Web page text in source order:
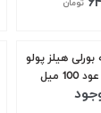
تومان
بورلی هیلز پولو
میل